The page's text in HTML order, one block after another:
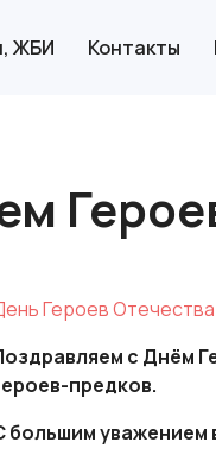
ЖБИ Контакты
Героев Отечества
с Днём
предков.
большим уважением